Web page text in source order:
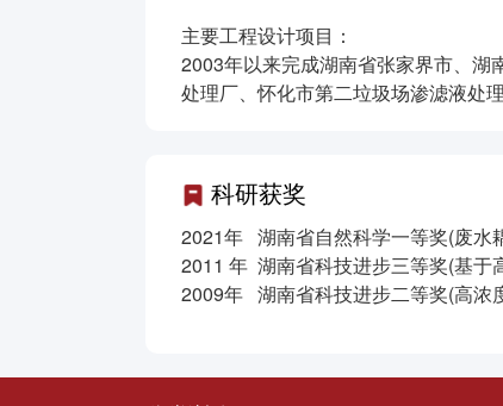
主要工程设计项目：
2003年以来完成湖南省张家界市、湖
处理厂、怀化市第二垃圾场渗滤液处
科研获奖
2021年 湖南省自然科学一等奖(废水
2011 年 湖南省科技进步三等奖(基于
2009年 湖南省科技进步二等奖(高浓